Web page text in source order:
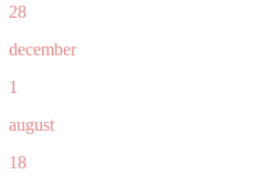
28
december
1
august
18